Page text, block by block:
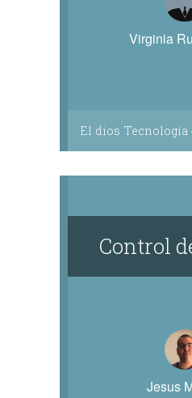
Virginia
El dios Tecnología
Control
Jesus